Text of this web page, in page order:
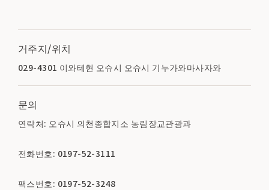
거주지/위치
029-4301 이와테현 오슈시 오슈시 기누가와마사자와
문의
연락처: 오슈시 의천종합지소 농림장교관광과
전화번호: 0197-52-3111
팩스번호: 0197-52-3248